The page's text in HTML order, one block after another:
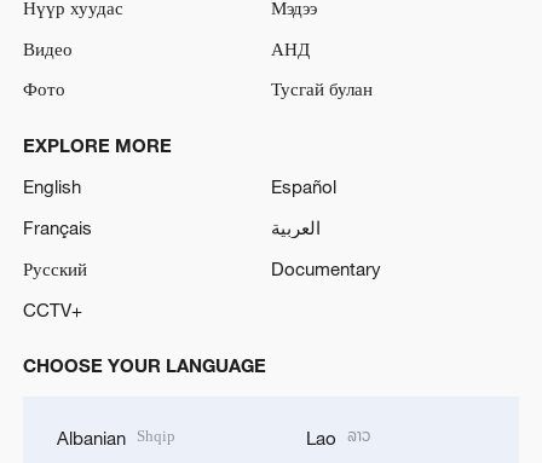
Нүүр хуудас
Мэдээ
Видео
АНД
Фото
Тусгай булан
EXPLORE MORE
English
Español
Français
العربية
Русский
Documentary
CCTV+
CHOOSE YOUR LANGUAGE
Albanian Shqip Lao ລາວ